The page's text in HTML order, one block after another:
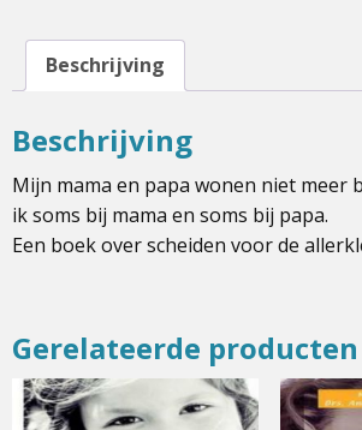
Beschrijving
Beschrijving
Mijn mama en papa wonen niet meer
ik soms bij mama en soms bij papa.
Een boek over scheiden voor de
Gerelateerde producten